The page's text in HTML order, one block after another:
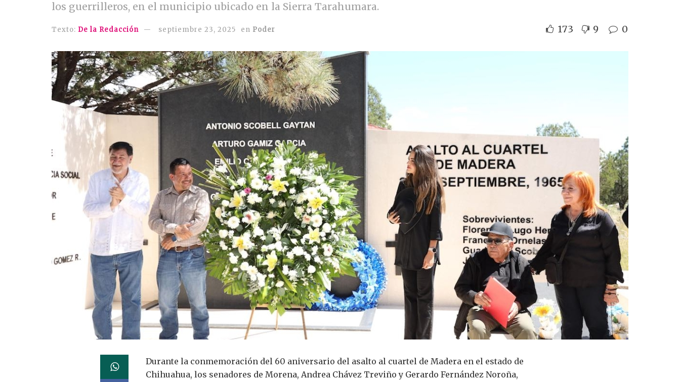
los guerrilleros, en el municipio ubicado en la Sierra Tarahumara.
Texto: De la Redacción septiembre 23, 2025 en Poder 173 9 0
Durante la conmemoración del 60 aniversario del asalto al cuartel de Madera en el estado de
Chihuahua, los senadores de Morena, Andrea Chávez Treviño y Gerardo Fernández Noroña,